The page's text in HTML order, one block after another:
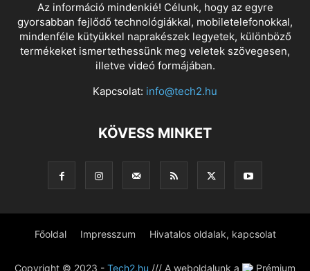
Az információ mindenkié! Célunk, hogy az egyre
gyorsabban fejlődő technológiákkal, mobiletelefonokkal,
mindenféle kütyükkel naprakészek legyetek, különböző
termékeket ismertethessünk meg veletek szövegesen,
illetve videó formájában.
Kapcsolat: info@tech2.hu
KÖVESS MINKET
Főoldal Impresszum Hivatalos oldalak, kapcsolat
Copyright © 2023 - Tech2.hu /// A weboldalunk a Prémium